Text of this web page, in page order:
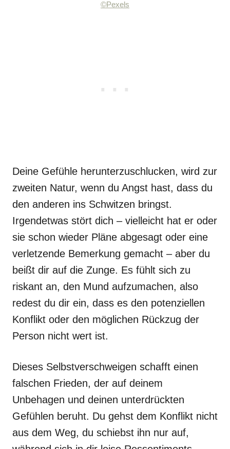
©Pexels
Deine Gefühle herunterzuschlucken, wird zur
zweiten Natur, wenn du Angst hast, dass du
den anderen ins Schwitzen bringst.
Irgendetwas stört dich – vielleicht hat er oder
sie schon wieder Pläne abgesagt oder eine
verletzende Bemerkung gemacht – aber du
beißt dir auf die Zunge. Es fühlt sich zu
riskant an, den Mund aufzumachen, also
redest du dir ein, dass es den potenziellen
Konflikt oder den möglichen Rückzug der
Person nicht wert ist.
Dieses Selbstverschweigen schafft einen
falschen Frieden, der auf deinem
Unbehagen und deinen unterdrückten
Gefühlen beruht. Du gehst dem Konflikt nicht
aus dem Weg, du schiebst ihn nur auf,